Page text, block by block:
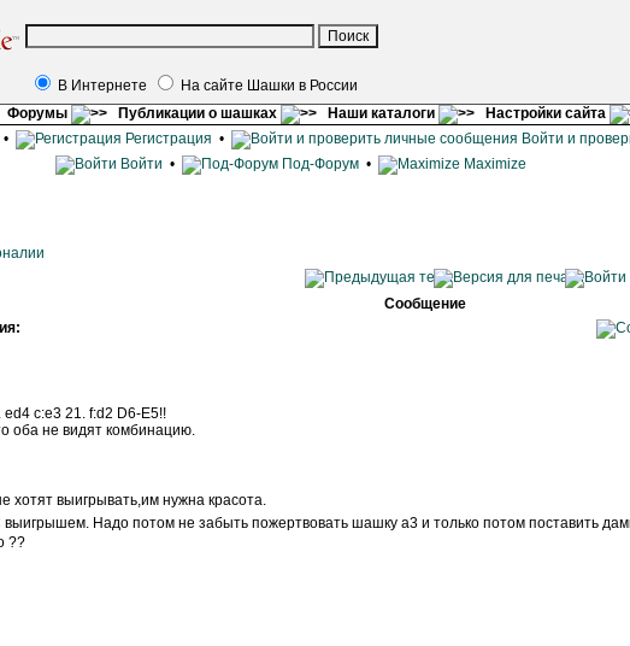
В Интернете
На сайте Шашки в России
Форумы Публикации о шашках Наши каталоги Настройки сайта
Регистрация •
Войти и
Войти • Под-Форум • Maximize
Сообщение
ed4 c:e3 21. f:d2 D6-E5!!
оба не видят комбинацию.
хотят выигрывать,им нужна красота.
выигрышем. Надо потом не забыть пожертвовать шашку a3 и только потом поставить
??